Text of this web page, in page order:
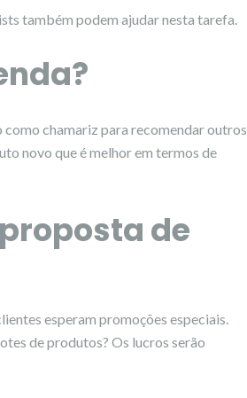
também podem ajudar nesta tarefa.
chamariz para recomendar outros
novo que é melhor em termos de
de
esperam promoções especiais.
de produtos? Os lucros serão